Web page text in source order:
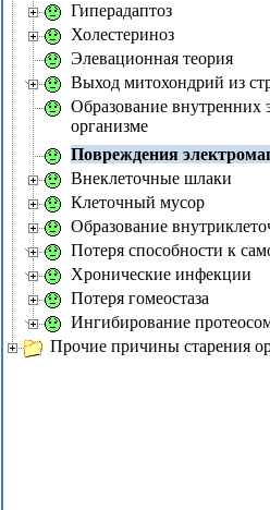
Гиперадаптоз
Холестериноз
Элевационная теория
Выход митохондрий из
Образование внутренних
организме
Повреждения
Внеклеточные шлаки
Клеточный мусор
Образование
Потеря способности к
Хронические инфекции
Потеря гомеостаза
Ингибирование
Прочие причины старения